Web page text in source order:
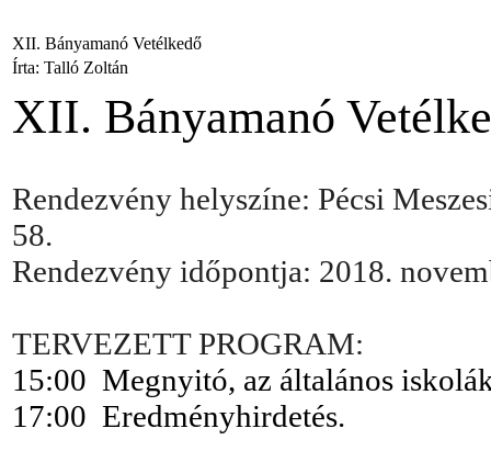
XII. Bányamanó Vetélkedő
Írta: Talló Zoltán
XII. Bányamanó
Rendezvény helyszíne: Pécsi
58.
Rendezvény időpontja: 2018.
TERVEZETT PROGRAM:
15:00 Megnyitó, az általános
17:00 Eredményhirdetés.